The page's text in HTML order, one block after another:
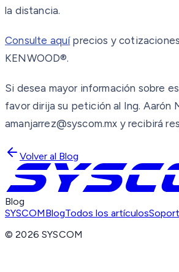
la distancia.
Consulte aquíprecios y
KENWOOD®.
Si desea mayor información sobre
favor dirija su petición al Ing. Aarón
amanjarrez@syscom.mx y recibirá
Volver al Blog
Blog
SYSCOMBlogTodos los artículos
©2026 SYSCOM